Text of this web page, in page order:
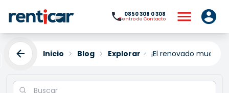
0850 308 0 308
Centro de Contacto
Inicio Blog Explorar ¡El renovado muelle